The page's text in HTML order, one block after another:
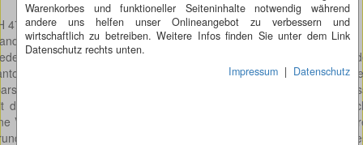
Warenkorbes und funktioneller Seiteninhalte notwendig während
andere uns helfen unser Onlineangebot zu verbessern und
wirtschaftlich zu betreiben. Weitere Infos finden Sie unter dem Link
Datenschutz rechts unten.
Impressum | Datenschutz
4704 Niederbipp Kt.BE (Oberaargau)
Mitten im Ort an der Strecke Olten-Solothurn
liegt im Oberaargau (Amt Wangen) in der untersten Ecke
Bern am Jura Südfuss, an der Strecke Olten-Solothurn. Der
gestaltete Kreisel verbindet die Unt. und Ob.
der Käppeligasse und der Wydenstrasse Richtung Bahnhof,
Verlängerung der Dorfstrasse darstellt. Diese "Sparversion" hat
in den hier herrschenden knappen Platzverhältnissen. Auf